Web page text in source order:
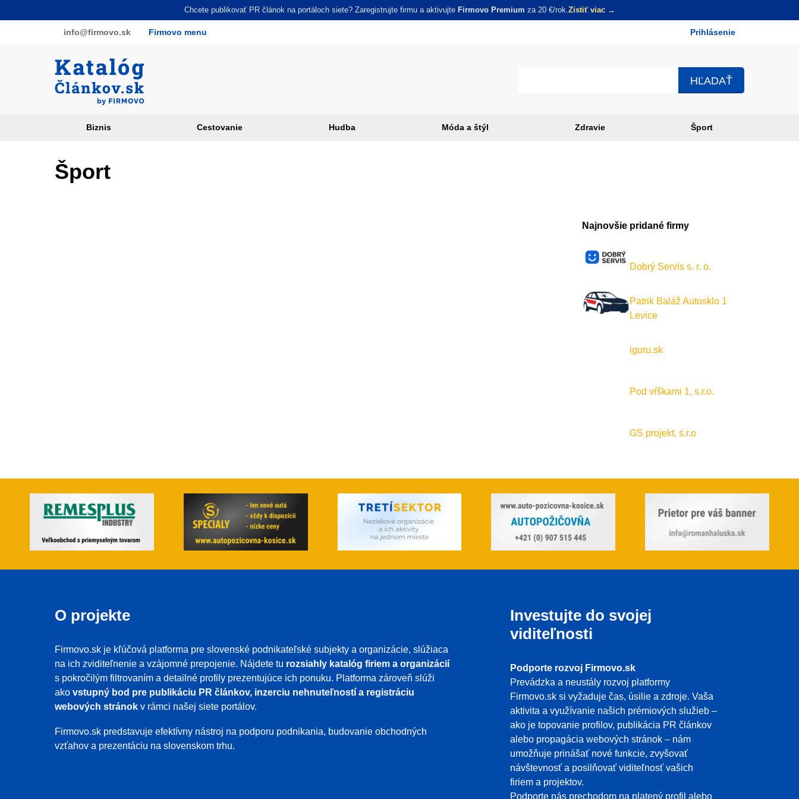
na
Chcete publikovať PR článok na portáloch siete? Zaregistrujte firmu a aktivujte Firmovo Premium za 20 €/rok.Zistiť viac →
info@firmovo.sk Firmovo menu
menu
Prihlásenie
categories
Biznis Cestovanie Hudba Móda a štýl Zdravie Šport
Šport
Najnovšie pridané firmy
Dobrý Servis s. r. o.
Patrik Baláž Autosklo 1
Levice
iguru.sk
Pod vŕškami 1, s.r.o.
GS projekt, s.r.o
O projekte
Firmovo.sk je kľúčová platforma pre slovenské podnikateľské subjekty a organizácie, slúžiaca
na ich zviditeľnenie a vzájomné prepojenie. Nájdete tu rozsiahly katalóg firiem a organizácií
s pokročilým filtrovaním a detailné profily prezentujúce ich ponuku. Platforma zároveň slúži
ako vstupný bod pre publikáciu PR článkov, inzerciu nehnuteľností a registráciu
webových stránok v rámci našej siete portálov.
Firmovo.sk predstavuje efektívny nástroj na podporu podnikania, budovanie obchodných
vzťahov a prezentáciu na slovenskom trhu.
Investujte do svojej
viditeľnosti
Podporte rozvoj Firmovo.sk
Prevádzka a neustály rozvoj platformy
Firmovo.sk si vyžaduje čas, úsilie a zdroje. Vaša
aktivita a využívanie našich prémiových služieb –
ako je topovanie profilov, publikácia PR článkov
alebo propagácia webových stránok – nám
umožňuje prinášať nové funkcie, zvyšovať
návštevnosť a posilňovať viditeľnosť vašich
firiem a projektov.
Podporte nás prechodom na platený profil alebo